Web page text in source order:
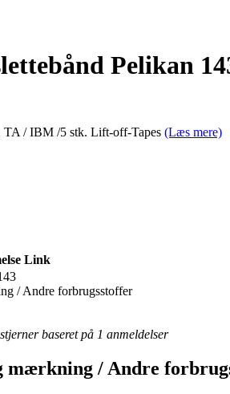
Pelikan
TA / IBM /5 stk. Lift-off-Tapes (Læs mere)
Link
/ Andre forbrugsstoffer
baseret på 1 anmeldelser
/ Andre